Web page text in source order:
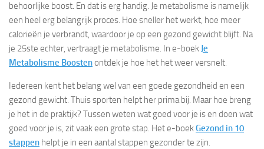
behoorlijke boost. En dat is erg handig. Je metabolisme is namelijk
een heel erg belangrijk proces. Hoe sneller het werkt, hoe meer
calorieën je verbrandt, waardoor je op een gezond gewicht blijft. Na
je 25ste echter, vertraagt je metabolisme. In e-boek Je
Metabolisme Boostenontdek je hoe het het weer versnelt.
Iedereen kent het belang wel van een goede gezondheid en een
gezond gewicht. Thuis sporten helpt her prima bij. Maar hoe breng
je het in de praktijk? Tussen weten wat goed voor je is en doen wat
goed voor je is, zit vaak een grote stap. Het e-boekGezond in 10
stappen helpt je in een aantal stappen gezonder te zijn.